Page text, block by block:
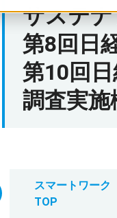
サステ
第8回日
第10回
調査実施
スマートワーク
TOP